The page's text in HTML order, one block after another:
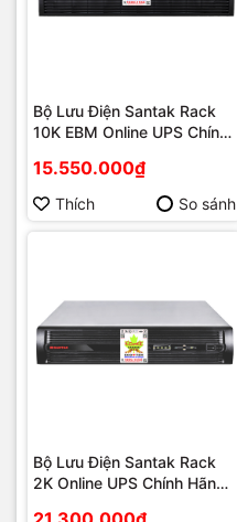
Bộ Lưu Điện Santak Rack
10K EBM Online UPS Chính
15.550.000₫
Thích So sánh
Bộ Lưu Điện Santak Rack
2K Online UPS Chính Hãng |